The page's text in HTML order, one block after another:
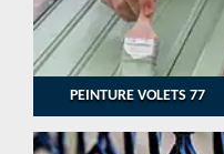
PEINTURE VOLETS 77